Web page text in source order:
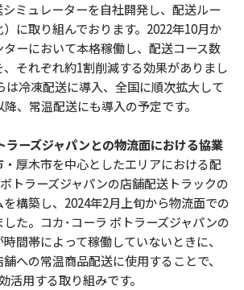
ミュレーターを自社開発し、配送ルー
）に取り組んでおります。2022年10月か
ターにおいて本格稼働し、配送コース数
、それぞれ約1割削減する効果がありまし
は冷凍配送に導入、全国に順次拡大して
、常温配送にも導入の予定です。
ーズジャパンとの物流面における協業
厚木市を中心としたエリアにおける配
トラーズジャパンの店舗配送トラックの
構築し、2024年2月上旬から物流面での
た。コカ･コーラ ボトラーズジャパンの
間帯によって稼働していないときに、
への常温商品配送に使用することで、
活用する取り組みです。